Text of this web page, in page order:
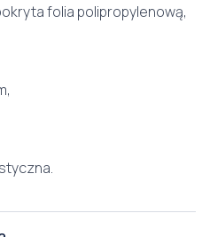
folia polipropylenową,